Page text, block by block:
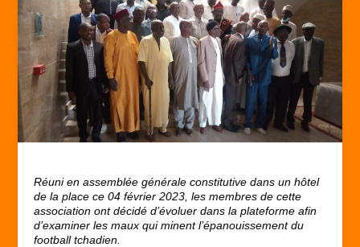
Réuni en assemblée générale constitutive dans un hôtel
de la place ce 04 février 2023, les membres de cette
association ont décidé d’évoluer dans la plateforme afin
d’examiner les maux qui minent l’épanouissement du
football tchadien.